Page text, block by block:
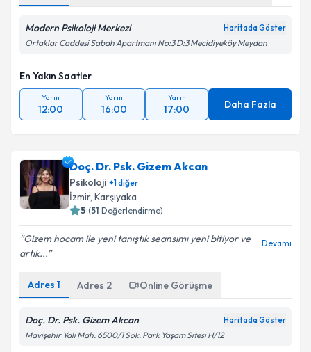
Modern Psikoloji Merkezi Haritada Göster
Ortaklar Caddesi Sabah Apartmanı No:3 D:3 Mecidiyeköy Meydan
En Yakın Saatler
Yarın
12:00
Yarın
16:00
Yarın
17:00 Daha Fazla
Doç. Dr. Psk. Gizem Akcan
Psikoloji +1diğer
İzmir, Karşıyaka
5 (51 Değerlendirme)
Gizem hocam ile yeni tanıştık seansımı yeni bitiyor ve
artık...
Devamı
Adres 1 Adres 2 Online Görüşme
Doç. Dr. Psk. Gizem Akcan Haritada Göster
Mavişehir Yali Mah. 6500/1 Sok. Park Yaşam Sitesi H/12